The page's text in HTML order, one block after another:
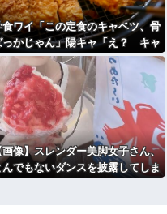
食ワイ「この定食のキャベツ、骨
っかじゃん」陽キャ「え？ キャ
ベツの骨？ｗｗｗｗｗ」⇒
画像】スレンダー美脚女子さん、
んでもないダンスを披露してしま